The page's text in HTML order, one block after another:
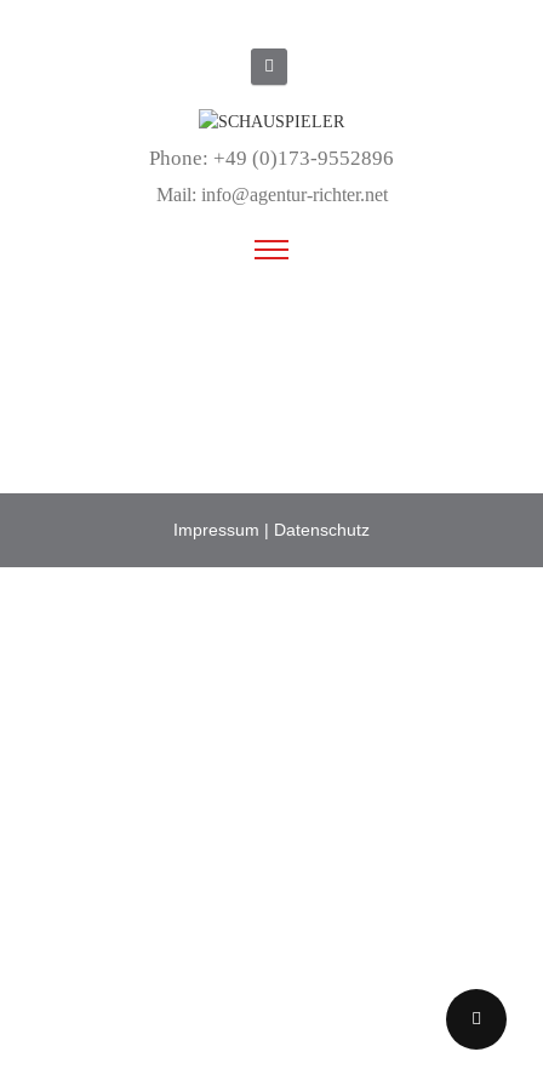
Phone: +49 (0)173-9552896
Mail: info@agentur-richter.net
Impressum | Datenschutz